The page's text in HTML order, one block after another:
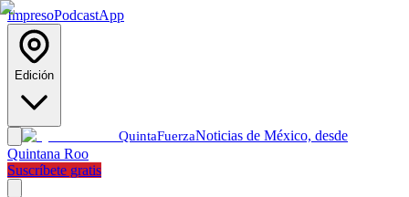
ImpresoPodcastApp
Edición
QuintaFuerzaNoticias de México, desde
Quintana Roo
Suscríbete gratis